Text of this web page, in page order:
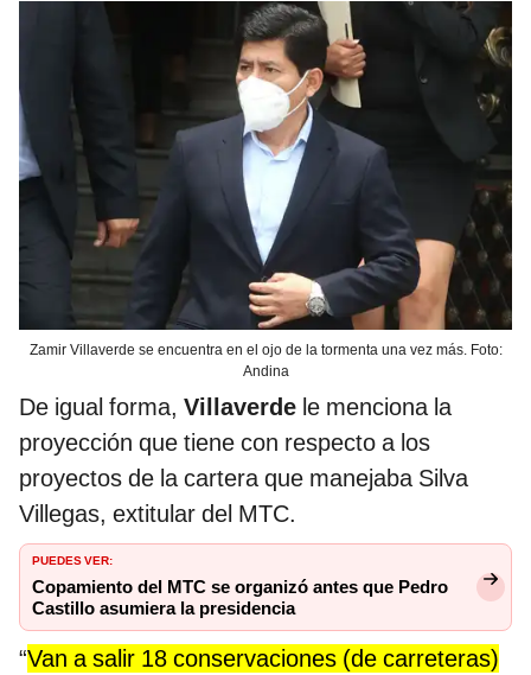
Zamir Villaverde se encuentra en el ojo de la tormenta una vez más. Foto:
Andina
De igual forma, Villaverde le menciona la
proyección que tiene con respecto a los
proyectos de la cartera que manejaba Silva
Villegas, extitular del MTC.
PUEDES VER:
Copamiento del MTC se organizó antes que Pedro
Castillo asumiera la presidencia
“Van a salir 18 conservaciones (de carreteras)